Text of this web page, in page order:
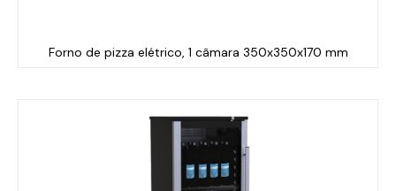
Forno de pizza elétrico, 1 câmara 350x350x170 mm